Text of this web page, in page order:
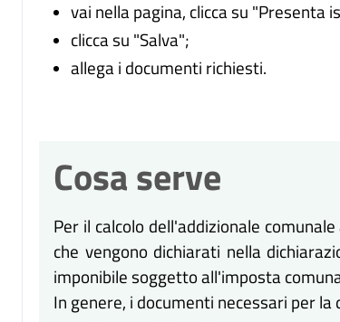
vai nella pagina, clicca su "Presenta
clicca su "Salva";
allega i documenti richiesti.
Cosa serve
Per il calcolo dell'addizionale
che vengono dichiarati nella
imponibile soggetto all'imposta
In genere, i documenti necessari per